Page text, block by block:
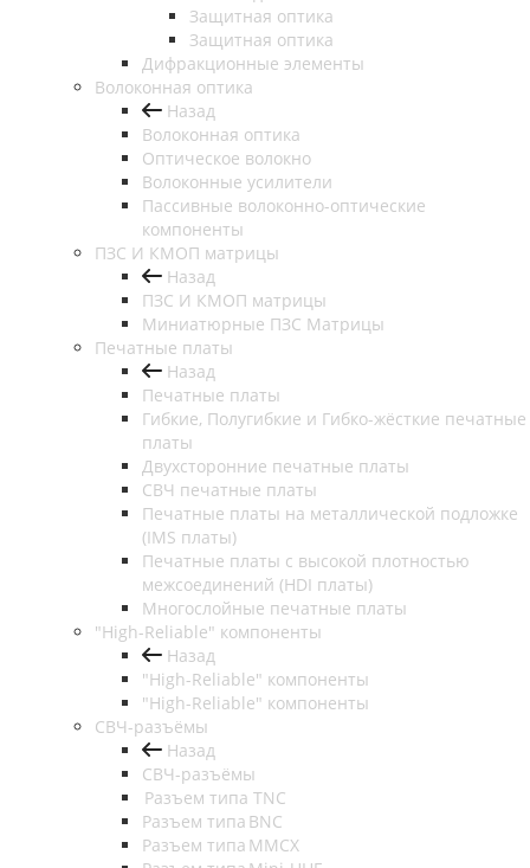
Защитная оптика
Защитная оптика
Дифракционные элементы
Волоконная оптика
Назад
Волоконная оптика
Оптическое волокно
Волоконные усилители
Пассивные волоконно-оптические
компоненты
ПЗС И КМОП матрицы
Назад
ПЗС И КМОП матрицы
Миниатюрные ПЗС Матрицы
Печатные платы
Назад
Печатные платы
Гибкие, Полугибкие и Гибко-жёсткие печатные
платы
Двухсторонние печатные платы
СВЧ печатные платы
Печатные платы на металлической подложке
(IMS платы)
Печатные платы с высокой плотностью
межсоединений (HDI платы)
Многослойные печатные платы
"High-Reliable" компоненты
Назад
"High-Reliable" компоненты
"High-Reliable" компоненты
СВЧ-разъёмы
Назад
СВЧ-разъёмы
Разъем типа TNC
Разъем типа BNC
Разъем типа MMCX